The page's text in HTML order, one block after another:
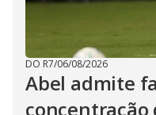
DO R7/06/08/2026
Abel admite
concentração